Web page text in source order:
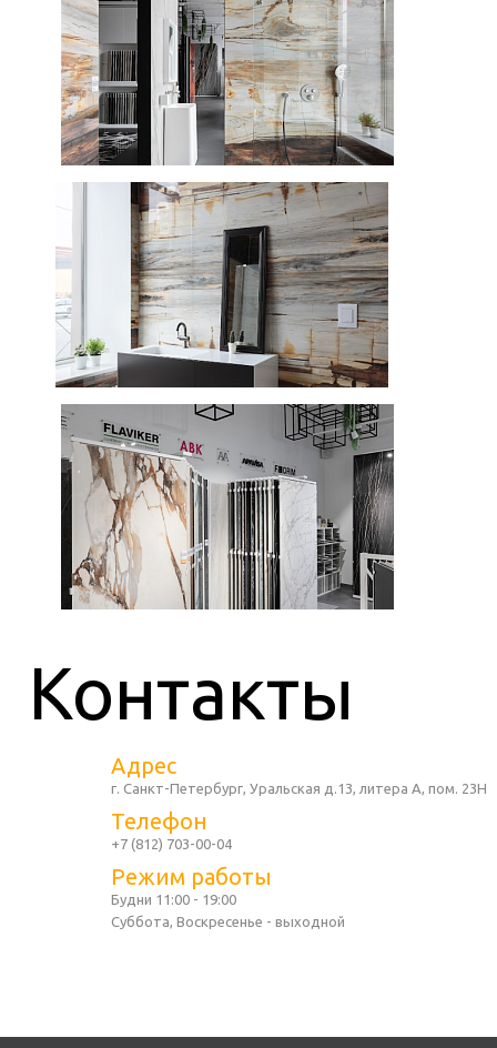
Контакты
Адрес
г. Санкт-Петербург, Уральская д.13, литера А, пом. 23Н
Телефон
+7 (812) 703-00-04
Режим работы
Будни 11:00 - 19:00
Суббота, Воскресенье - выходной